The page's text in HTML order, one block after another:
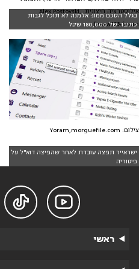
בגלל הסכם ממון: אלמנה לא תוכל לגבות
כתובה של 180,000 שקל
אילוסטרציה חיצונית: Alex Postovski,
www.123rf.com]
ישראייר תפצה עובדת לאחר שהפיצה דוא"ל על
פיטוריה
צילום: Yoram,morguefile.com


ראשי